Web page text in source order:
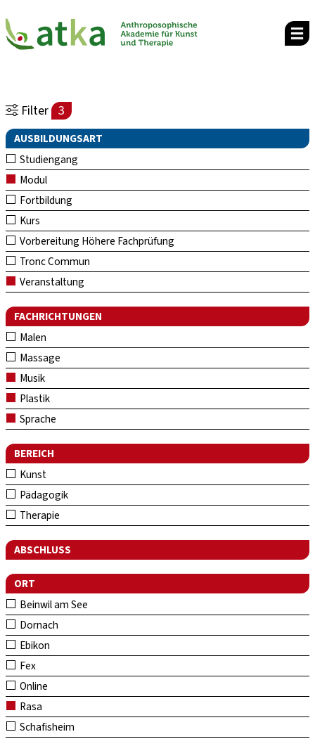
Filter 3
AUSBILDUNGSART
Studiengang
Modul
Fortbildung
Kurs
Vorbereitung Höhere Fachprüfung
Tronc Commun
Veranstaltung
FACHRICHTUNGEN
Malen
Massage
Musik
Plastik
Sprache
BEREICH
Kunst
Pädagogik
Therapie
ABSCHLUSS
ORT
Beinwil am See
Dornach
Ebikon
Fex
Online
Rasa
Schafisheim